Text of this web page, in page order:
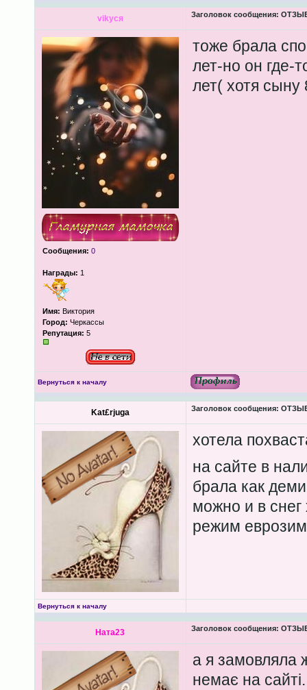
vikycя Заголовок сообщения:
Сообщения: 0
Награды: 1
Имя: Виктория
Город: Черкассы
Репутация: 5
тоже брала
лет-но он где-
лет( хотя сыну
Вернуться к началу
Kat£rjuga Заголовок сообщения:
хотела
на сайте в
брала как
можно и в
режим
Вернуться к началу
Ната23 Заголовок сообщения:
а я замовляла
немає на